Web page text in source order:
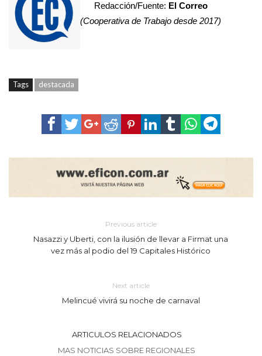
Redacción/Fuente: El Correo
(Cooperativa de Trabajo desde 2017)
Tags destacada
Previous article
Nasazzi y Uberti, con la ilusión de llevar a Firmat una
vez más al podio del 19 Capitales Histórico
Next article
Melincué vivirá su noche de carnaval
ARTICULOS RELACIONADOS
MAS NOTICIAS SOBRE REGIONALES